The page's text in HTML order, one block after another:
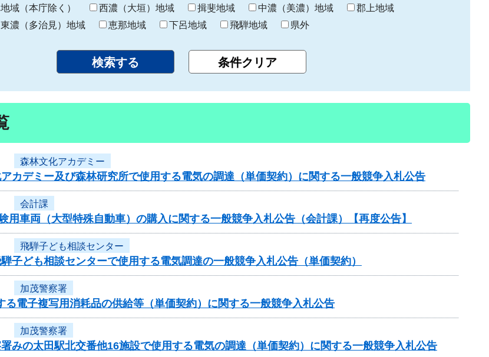
わ
り
域（本庁除く） 西濃（大垣）地域 揖斐地域 中濃（美濃）地域
郡上地域
東濃（多治見）地域 恵那地域 下呂地域 飛騨地域 県外
森林文化アカデミー
カデミー及び森林研究所で使用する電気の調達（単価契約）に関する一般競争入札公告
会計課
用車両（大型特殊自動車）の購入に関する一般競争入札公告（会計課）【再度公告】
飛騨子ども相談センター
子ども相談センターで使用する電気調達の一般競争入札公告（単価契約）
加茂警察署
る電子複写用消耗品の供給等（単価契約）に関する一般競争入札公告
加茂警察署
みの太田駅北交番他16施設で使用する電気の調達（単価契約）に関する一般競争入札公告